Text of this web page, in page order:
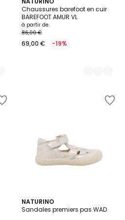
Chaussures barefoot en cuir
BAREFOOT AMUR VL
à partir de
86,00 €
69,00 € -19%
4
Couleurs
NATURINO
Sandales premiers pas WAD
2
Couleurs